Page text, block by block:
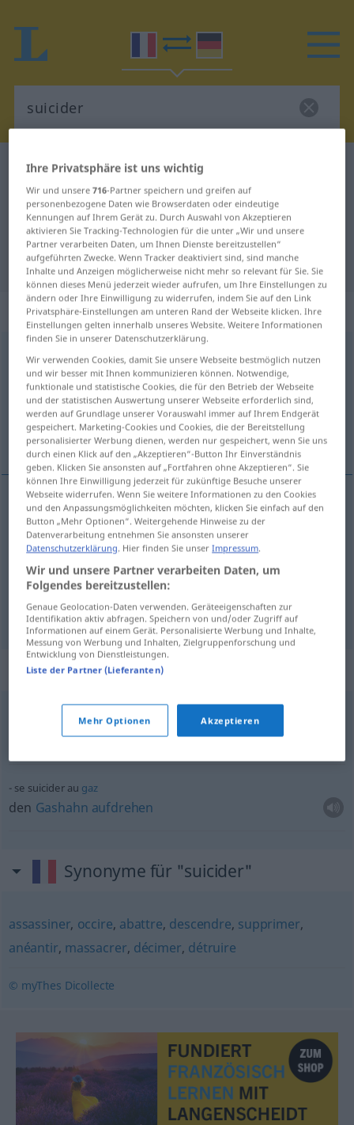
Französisch-Deutsch Wörterbuch
Französisch-Deutsch Übersetzung
für "suicider"
"suicider" Deutsch Übersetzung
„suicider“: verbe pronominal
suicider [sɥiside] v/pr
Übersicht aller Übersetzungen
(Für mehr Details die Übersetzung anklicken/antippen)
Selbstmord begehen...
Beispiele
se suicider
begehen
Beispielsätze für "suicider"
de se suicider
versuchen, sich dasLebenzunehmen
se suicider au gaz
den Gashahn aufdrehen
Synonyme für "suicider"
assassiner, occire, abattre, descendre, supprimer,
anéantir, massacrer, décimer, détruire
© myThes Dicollecte
Ihre Privatsphäre ist uns wichtig
Wir und unsere716-Partner speichern und greifen auf
personenbezogene Daten wie Browserdaten oder eindeutige
Kennungen auf Ihrem Gerät zu. Durch Auswahl von Akzeptieren
aktivieren Sie Tracking-Technologien für die unter „Wir und unsere
Partner verarbeiten Daten, um Ihnen Dienste bereitzustellen“
aufgeführten Zwecke. Wenn Tracker deaktiviert sind, sind manche
Inhalte und Anzeigen möglicherweise nicht mehr so relevant für Sie. Sie
können dieses Menü jederzeit wieder aufrufen, um Ihre Einstellungen zu
ändern oder Ihre Einwilligung zu widerrufen, indem Sie auf den Link
Privatsphäre-Einstellungen am unteren Rand der Webseite klicken. Ihre
Einstellungen gelten innerhalb unseres Website. Weitere Informationen
finden Sie in unserer Datenschutzerklärung.
Wir verwenden Cookies, damit Sie unsere Webseite bestmöglich nutzen
und wir besser mit Ihnen kommunizieren können. Notwendige,
funktionale und statistische Cookies, die für den Betrieb der Webseite
und der statistischen Auswertung unserer Webseite erforderlich sind,
werden auf Grundlage unserer Vorauswahl immer auf Ihrem Endgerät
gespeichert. Marketing-Cookies und Cookies, die der Bereitstellung
personalisierter Werbung dienen, werden nur gespeichert, wenn Sie uns
durch einen Klick auf den „Akzeptieren“-Button Ihr Einverständnis
geben. Klicken Sie ansonsten auf „Fortfahren ohne Akzeptieren“. Sie
können Ihre Einwilligung jederzeit für zukünftige Besuche unserer
Webseite widerrufen. Wenn Sie weitere Informationen zu den Cookies
und den Anpassungsmöglichkeiten möchten, klicken Sie einfach auf den
Button „Mehr Optionen“. Weitergehende Hinweise zu der
Datenverarbeitung entnehmen Sie ansonsten unserer
Datenschutzerklärung . Hier finden Sie unserImpressum
Wir und unsere Partner verarbeiten Daten, um
Folgendes bereitzustellen:
Genaue Geolocation-Daten verwenden. Geräteeigenschaften zur
Identifikation aktiv abfragen. Speichern von und/oder Zugriff auf
Informationen auf einem Gerät. Personalisierte Werbung und Inhalte,
Messung von Werbung und Inhalten, Zielgruppenforschung und
Entwicklung von Dienstleistungen.
Liste der Partner (Lieferanten)
Mehr Optionen Akzeptieren